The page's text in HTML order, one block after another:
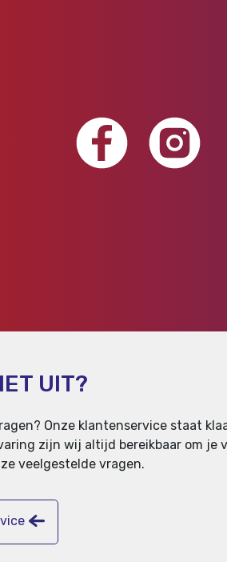
UIT?
Onze klantenservice staat
zijn wij altijd bereikbaar om je
veelgestelde vragen.